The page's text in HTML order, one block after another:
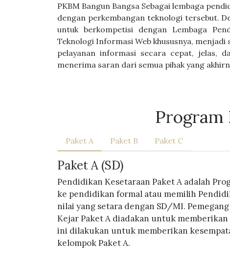
PKBM Bangun Bangsa Sebagai lembaga
dengan perkembangan teknologi tersebut.
untuk berkompetisi dengan Lembaga
Teknologi Informasi Web khususnya, menjadi
pelayanan informasi secara cepat, jelas,
menerima saran dari semua pihak yang
Program
Paket A Paket B Paket C
Paket A (SD)
Pendidikan Kesetaraan Paket A adalah
ke pendidikan formal atau memilih
nilai yang setara dengan SD/MI.
Kejar Paket A diadakan untuk
ini dilakukan untuk memberikan
kelompok Paket A.